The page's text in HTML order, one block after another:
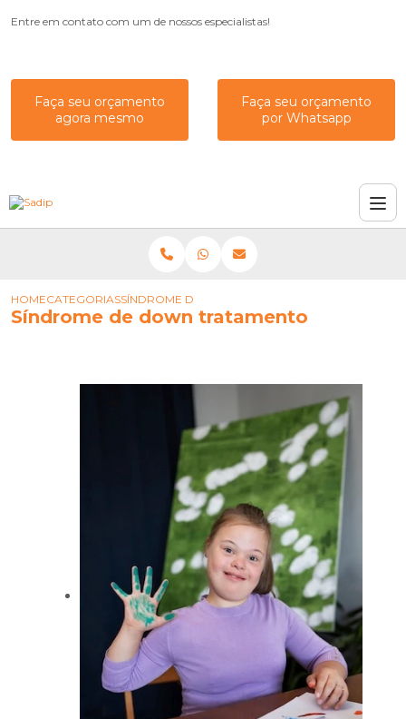
Entre em contato com um de nossos especialistas!
Faça seu orçamento
agora mesmo
Faça seu orçamento
por Whatsapp
HOMECATEGORIASSÍNDROME DE DOWN TRATAMENTO
Síndrome de down tratamento